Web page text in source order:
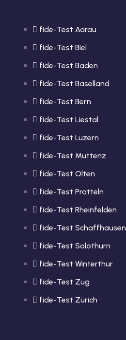
fide-Test Aarau
fide-Test Biel
fide-Test Baden
fide-Test Baselland
fide-Test Bern
fide-Test Liestal
fide-Test Luzern
fide-Test Muttenz
fide-Test Olten
fide-Test Pratteln
fide-Test Rheinfelden
fide-Test Schaffhausen
fide-Test Solothurn
fide-Test Winterthur
fide-Test Zug
fide-Test Zürich